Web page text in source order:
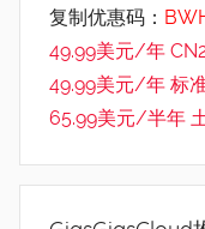
复制优惠码：
49.99美元/年
49.99美元/年 标
65.99美元/半年